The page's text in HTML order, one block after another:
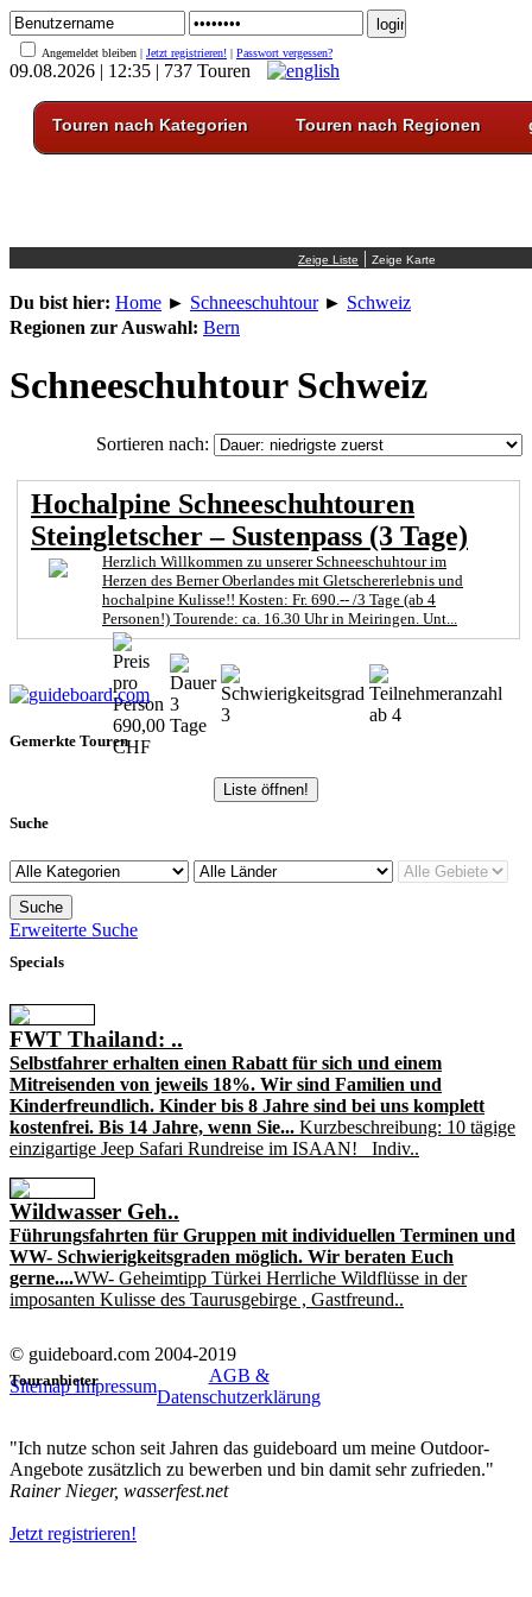
Angemeldet bleiben | Jetzt registrieren! | Passwort vergessen?
09.08.2026 | 12:35 | 737 Touren
Touren nach Kategorien Touren nach Regionen
|
Du bist hier: Home ► Schneeschuhtour► Schweiz
Regionen zur Auswahl: Bern
Schneeschuhtour Schweiz
Sortieren nach:
Hochalpine Schneeschuhtouren
Steingletscher – Sustenpass (3 Tage)
Herzlich Willkommen zu unserer Schneeschuhtour im
Herzen des Berner Oberlandes mit Gletschererlebnis und
hochalpine Kulisse!! Kosten: Fr. 690.-- /3 Tage (ab 4
Personen!) Tourende: ca. 16.30 Uhr in Meiringen. Unt...
690,00
CHF
3
Tage
3 ab 4
Gemerkte Touren
Liste öffnen!
Suche
Erweiterte Suche
Specials
FWT Thailand: ..
Selbstfahrer erhalten einen Rabatt für sich und einem
Mitreisenden von jeweils 18%. Wir sind Familien und
Kinderfreundlich. Kinder bis 8 Jahre sind bei uns komplett
kostenfrei. Bis 14 Jahre, wenn Sie... Kurzbeschreibung: 10 tägige
einzigartige Jeep Safari Rundreise im ISAAN! Indiv..
Wildwasser Geh..
Führungsfahrten für Gruppen mit individuellen Terminen und
WW- Schwierigkeitsgraden möglich. Wir beraten Euch
gerne....WW- Geheimtipp Türkei Herrliche Wildflüsse in der
imposanten Kulisse des Taurusgebirge , Gastfreund..
Touranbieter
"Ich nutze schon seit Jahren das guideboard um meine Outdoor-
Angebote zusätzlich zu bewerben und bin damit sehr zufrieden."
Rainer Nieger, wasserfest.net
Jetzt registrieren!
© guideboard.com 2004-2019
SitemapImpressum
AGB &
Datenschutzerklärung